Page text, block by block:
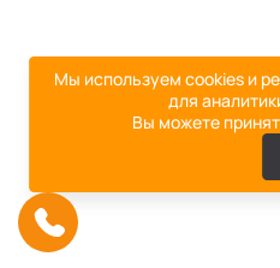
Мы используем cookies и
для
Вы можете